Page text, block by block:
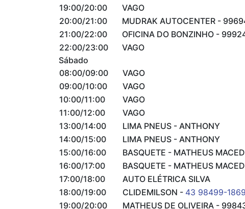
19:00/20:00
VAGO
20:00/21:00
MUDRAK AUTOCENTER -
21:00/22:00
OFICINA DO BONZINHO -
22:00/23:00
VAGO
Sábado
08:00/09:00
VAGO
09:00/10:00
VAGO
10:00/11:00
VAGO
11:00/12:00
VAGO
13:00/14:00
LIMA PNEUS - ANTHONY
14:00/15:00
LIMA PNEUS - ANTHONY
15:00/16:00
BASQUETE - MATHEUS
16:00/17:00
BASQUETE - MATHEUS
17:00/18:00
AUTO ELÉTRICA SILVA
18:00/19:00
CLIDEMILSON - 43 98499-1869
19:00/20:00
MATHEUS DE OLIVEIRA -